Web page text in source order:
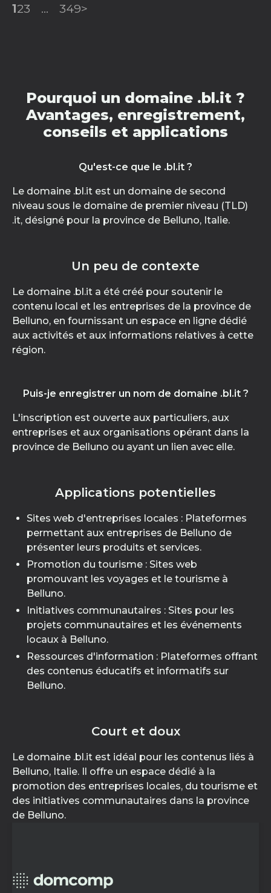
123 ... 349>
Pourquoi un domaine .bl.it ?
Avantages, enregistrement,
conseils et applications
Qu'est-ce que le .bl.it ?
Le domaine .bl.it est un domaine de second
niveau sous le domaine de premier niveau (TLD)
.it, désigné pour la province de Belluno, Italie.
Un peu de contexte
Le domaine .bl.it a été créé pour soutenir le
contenu local et les entreprises de la province de
Belluno, en fournissant un espace en ligne dédié
aux activités et aux informations relatives à cette
région.
Puis-je enregistrer un nom de domaine .bl.it ?
L'inscription est ouverte aux particuliers, aux
entreprises et aux organisations opérant dans la
province de Belluno ou ayant un lien avec elle.
Applications potentielles
Sites web d'entreprises locales : Plateformes
permettant aux entreprises de Belluno de
présenter leurs produits et services.
Promotion du tourisme : Sites web
promouvant les voyages et le tourisme à
Belluno.
Initiatives communautaires : Sites pour les
projets communautaires et les événements
locaux à Belluno.
Ressources d'information : Plateformes offrant
des contenus éducatifs et informatifs sur
Belluno.
Court et doux
Le domaine .bl.it est idéal pour les contenus liés à
Belluno, Italie. Il offre un espace dédié à la
promotion des entreprises locales, du tourisme et
des initiatives communautaires dans la province
de Belluno.